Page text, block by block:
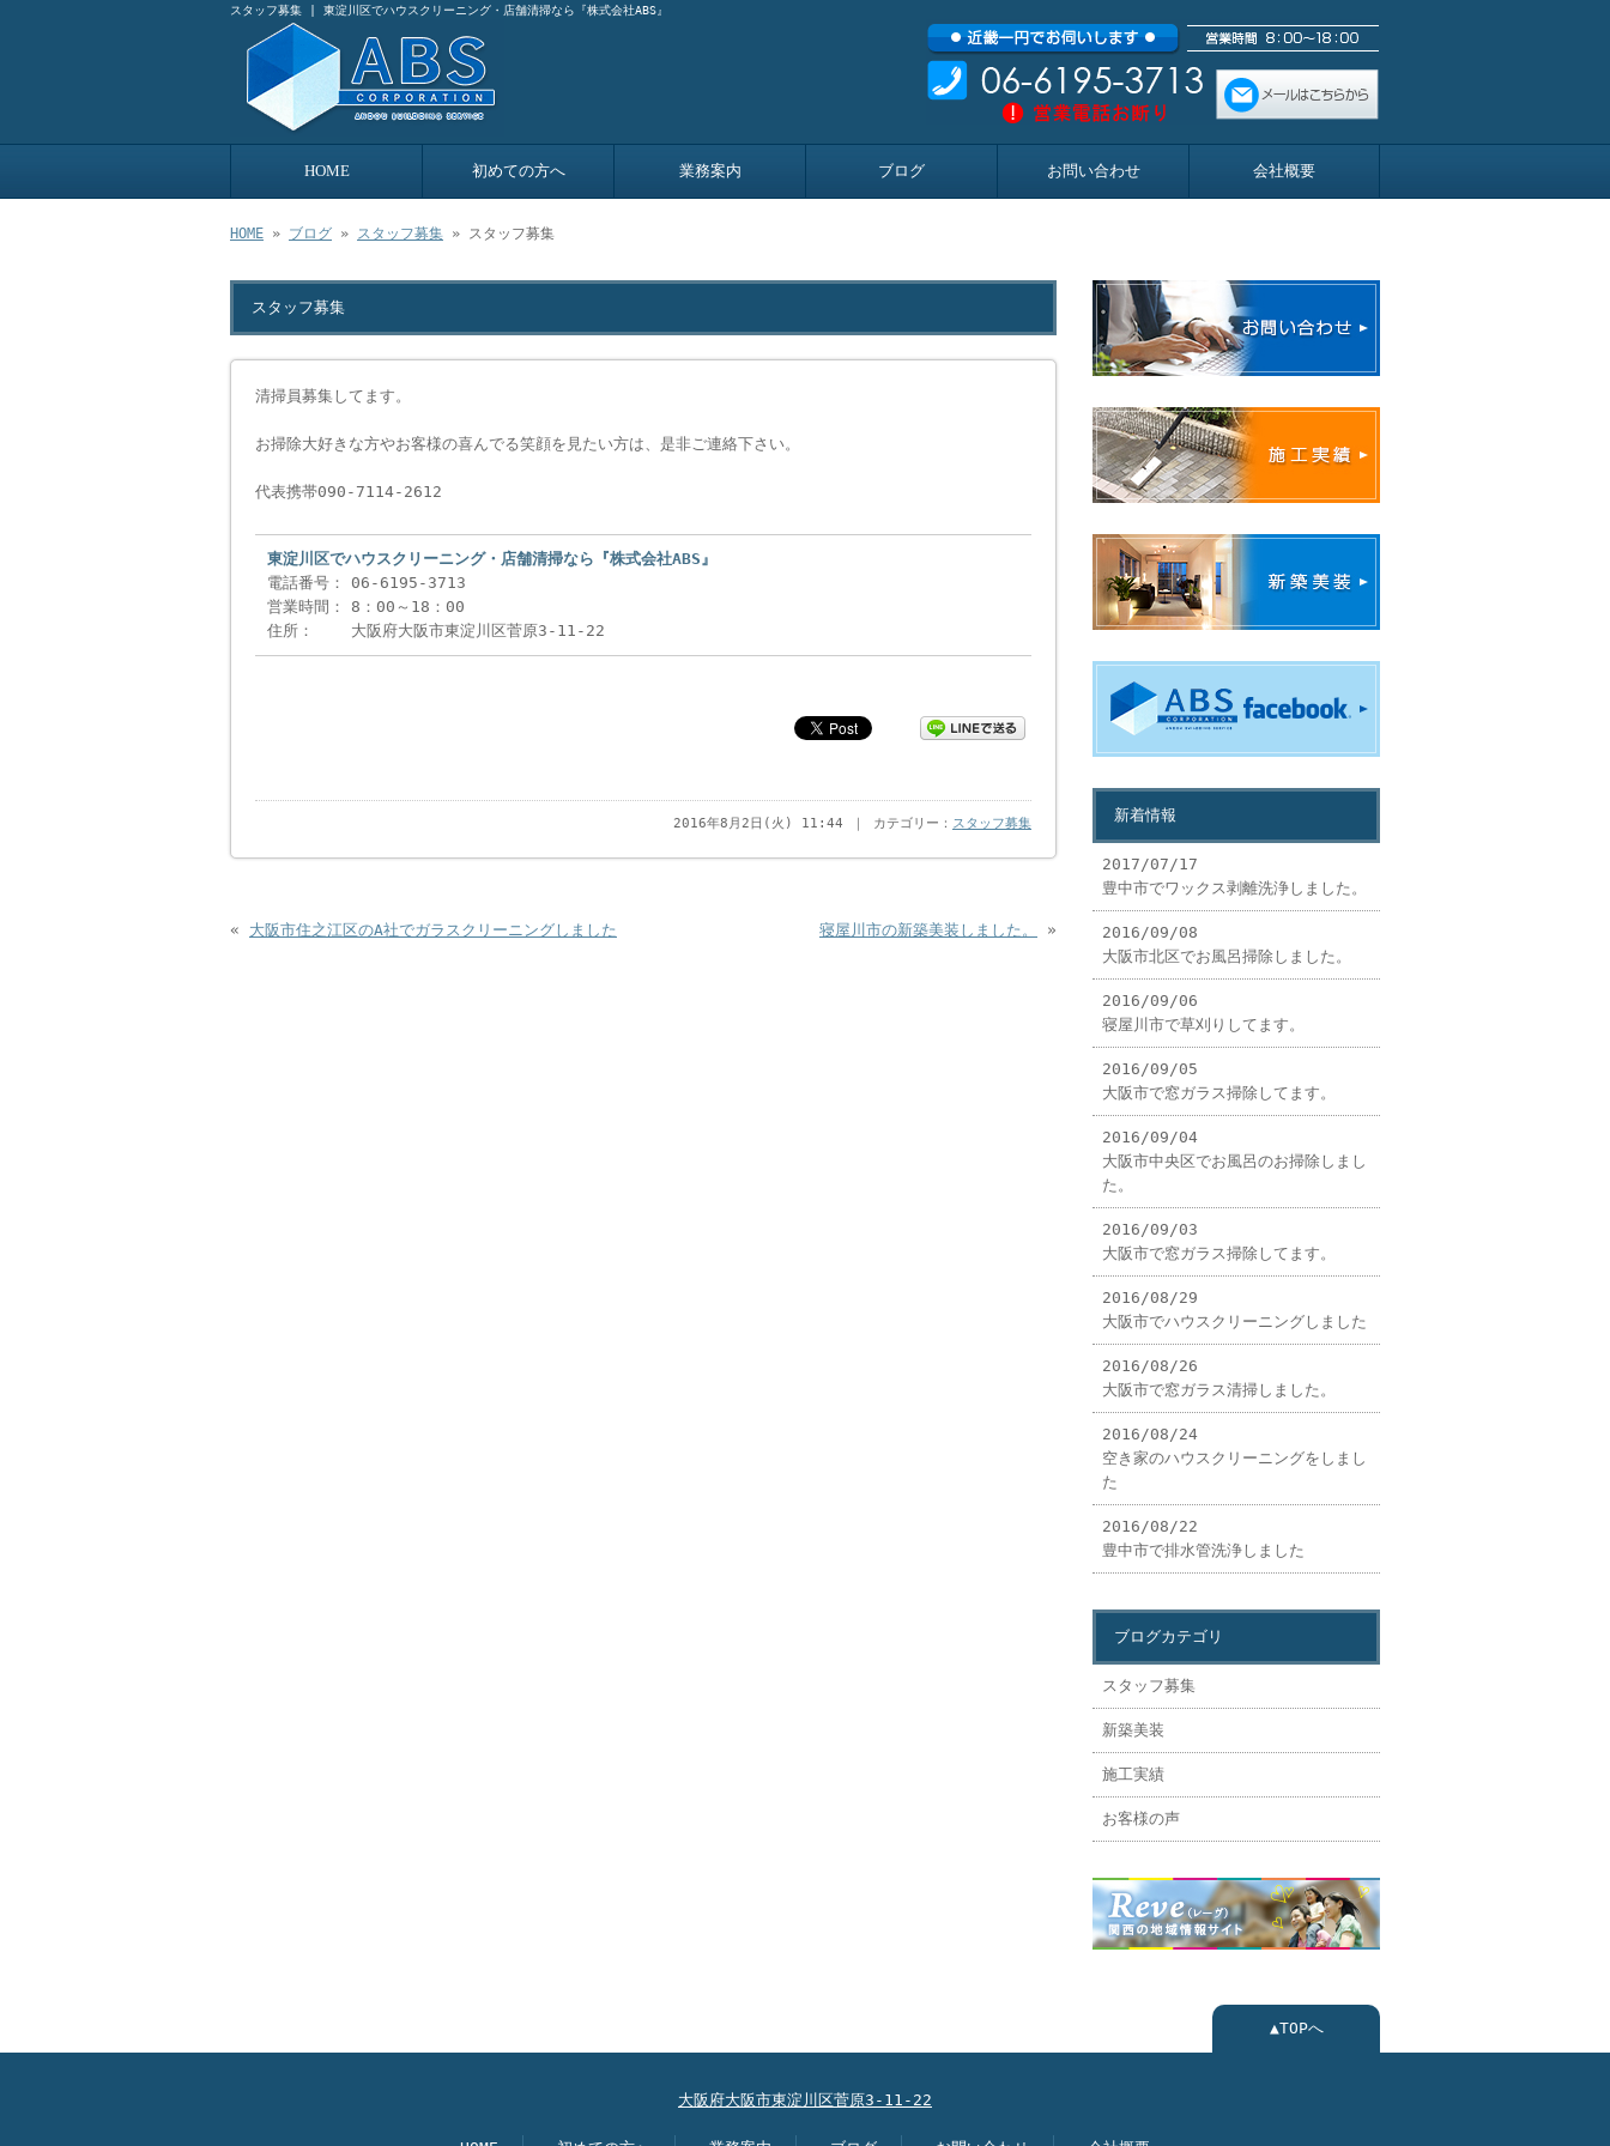
スタッフ募集 | 東淀川区でハウスクリーニング・店舗清掃なら『株式会社ABS』
HOME 初めての方へ 業務案内 ブログ お問い合わせ 会社概要
HOME » ブログ » スタッフ募集 » スタッフ募集
スタッフ募集
清掃員募集してます。
お掃除大好きな方やお客様の喜んでる笑顔を見たい方は、是非ご連絡下さい。
代表携帯090-7114-2612
東淀川区でハウスクリーニング・店舗清掃なら『株式会社ABS』
電話番号：
06-6195-3713
営業時間：
8：00～18：00
住所：
大阪府大阪市東淀川区菅原3-11-22
2016年8月2日(火) 11:44 ｜ カテゴリー： スタッフ募集
« 大阪市住之江区のA社でガラスクリーニングしました 寝屋川市の新築美装しました。 »
新着情報
2017/07/17
豊中市でワックス剥離洗浄しました。
2016/09/08
大阪市北区でお風呂掃除しました。
2016/09/06
寝屋川市で草刈りしてます。
2016/09/05
大阪市で窓ガラス掃除してます。
2016/09/04
大阪市中央区でお風呂のお掃除しまし
た。
2016/09/03
大阪市で窓ガラス掃除してます。
2016/08/29
大阪市でハウスクリーニングしました
2016/08/26
大阪市で窓ガラス清掃しました。
2016/08/24
空き家のハウスクリーニングをしまし
た
2016/08/22
豊中市で排水管洗浄しました
ブログカテゴリ
スタッフ募集
新築美装
施工実績
お客様の声
▲TOPへ
大阪府大阪市東淀川区菅原3-11-22